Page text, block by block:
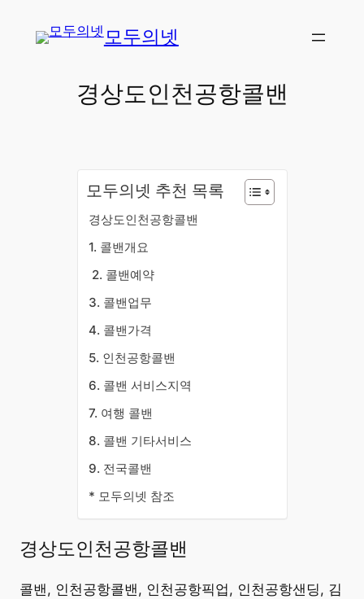
모두의넷
경상도인천공항콜밴
모두의넷 추천 목록
경상도인천공항콜밴
​1. 콜밴개요
​2. 콜밴예약
3. 콜밴업무
4. 콜밴가격
5. 인천공항콜밴
6. 콜밴 서비스지역
7. 여행 콜밴
8. 콜밴 기타서비스
9. 전국콜밴
* 모두의넷 참조
경상도인천공항콜밴
콜밴, 인천공항콜밴, 인천공항픽업, 인천공항샌딩, 김